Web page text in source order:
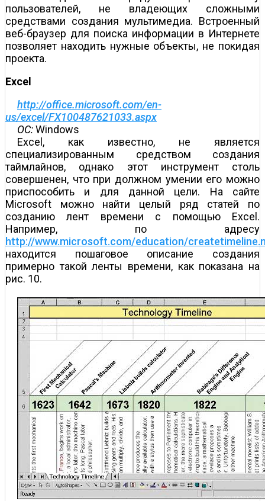
пользователей, не владеющих сложными
средствами создания мультимедиа. Встроенный
веб-браузер для поиска информации в Интернете
позволяет находить нужные объекты, не покидая
проекта.
Excel
http://office.microsoft.com/en-
us/excel/FX100487621033.aspx
ОС:Windows
Excel, как известно, не является
специализированным средством создания
таймлайнов, однако этот инструмент столь
совершенен, что при должном умении его можно
приспособить и для данной цели. На сайте
Microsoft можно найти целый ряд статей по
созданию лент времени с помощью Excel.
Например, по адресу
http://www.microsoft.com/education/
находится пошаговое описание создания
примерно такой ленты времени, как показана на
рис. 10.